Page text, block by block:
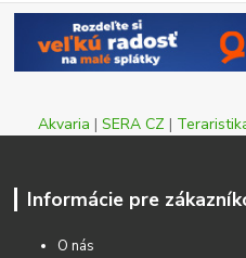
Akvaria | SERA CZ |
Informácie pre
O nás